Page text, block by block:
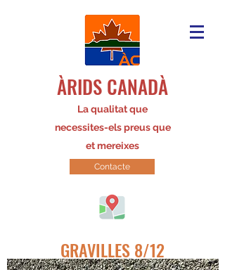
ÀRIDS CANADÀ
La qualitat que
necessites-els preus que
et mereixes
Contacte
GRAVILLES 8/12